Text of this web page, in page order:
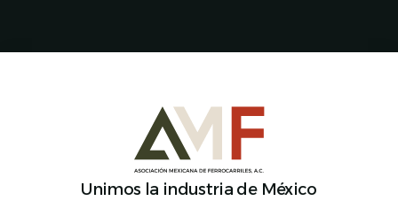
Unimos la industria de México